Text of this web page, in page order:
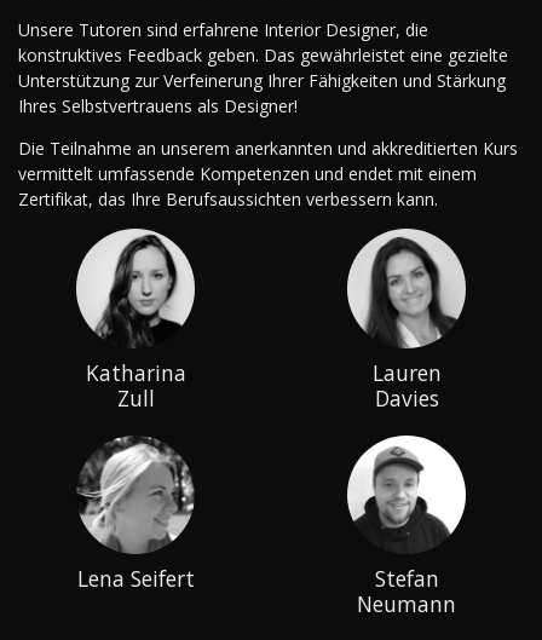
Unsere Tutoren sind erfahrene Interior Designer, die
konstruktives Feedback geben. Das gewährleistet eine gezielte
Unterstützung zur Verfeinerung Ihrer Fähigkeiten und Stärkung
Ihres Selbstvertrauens als Designer!
Die Teilnahme an unserem anerkannten und akkreditierten Kurs
vermittelt umfassende Kompetenzen und endet mit einem
Zertifikat, das Ihre Berufsaussichten verbessern kann.
Katharina
Zull
Lauren
Davies
Lena Seifert
Stefan
Neumann